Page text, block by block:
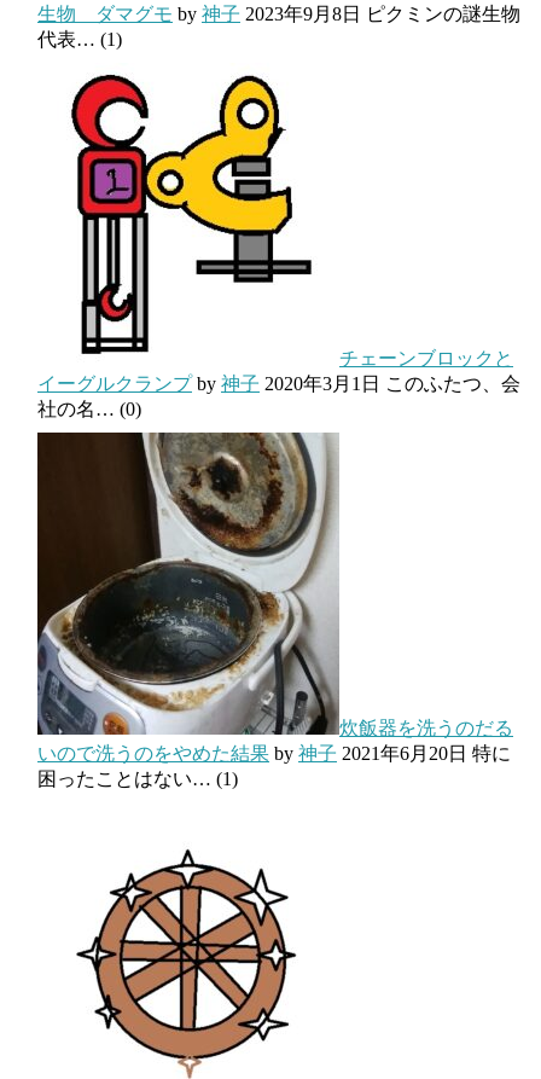
生物 ダマグモ by 神子 2023年9月8日
ピクミンの謎生物
代表… (1)
チェーンブロックと
イーグルクランプby 神子 2020年3月1日 このふたつ、会
社の名… (0)
炊飯器を洗うのだる
いので洗うのをやめた結果 by 神子 2021年6月20日 特に
困ったことはない… (1)